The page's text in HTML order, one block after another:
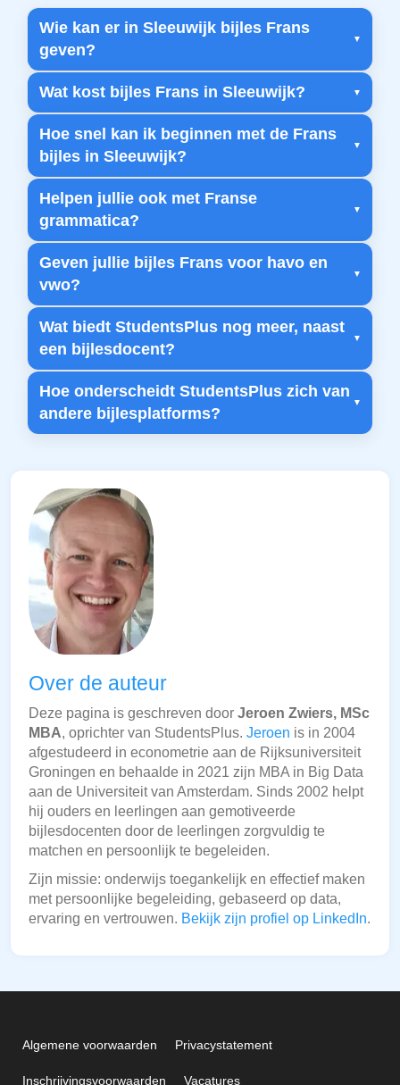
Wie kan er in Sleeuwijk bijles Frans
geven?
Wat kost bijles Frans in Sleeuwijk?
Hoe snel kan ik beginnen met de Frans
bijles in Sleeuwijk?
Helpen jullie ook met Franse
grammatica?
Geven jullie bijles Frans voor havo en
vwo?
Wat biedt StudentsPlus nog meer, naast
een bijlesdocent?
Hoe onderscheidt StudentsPlus zich van
andere bijlesplatforms?
Over de auteur
Deze pagina is geschreven door Jeroen Zwiers, MSc
MBA, oprichter van StudentsPlus. Jeroen is in 2004
afgestudeerd in econometrie aan de Rijksuniversiteit
Groningen en behaalde in 2021 zijn MBA in Big Data
aan de Universiteit van Amsterdam. Sinds 2002 helpt
hij ouders en leerlingen aan gemotiveerde
bijlesdocenten door de leerlingen zorgvuldig te
matchen en persoonlijk te begeleiden.
Zijn missie: onderwijs toegankelijk en effectief maken
met persoonlijke begeleiding, gebaseerd op data,
ervaring en vertrouwen. Bekijk zijn profiel op LinkedIn.
Algemene voorwaarden Privacystatement
Inschrijvingsvoorwaarden Vacatures